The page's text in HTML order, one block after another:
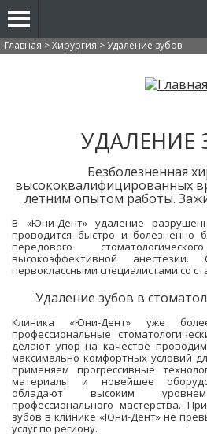
Вы здесь
Главная >Хирургия >Удаление зубов
УДАЛЕНИЕ
Безболезненная
высококвалифицированных
летним опытом работы.
В «Юни-Дент» удаление
проводится быстро и болезненно
передового
высокоэффективной анестезии.
первоклассными специалистами со
Удаление зубов в
Клиника «Юни-Дент» уже
профессиональные
делают упор на качестве
максимально комфортных условий
применяем прогрессивные
материалы и новейшее
обладают высоким
профессионального мастерства.
зубов в клинике «Юни-Дент» не
услуг по региону.